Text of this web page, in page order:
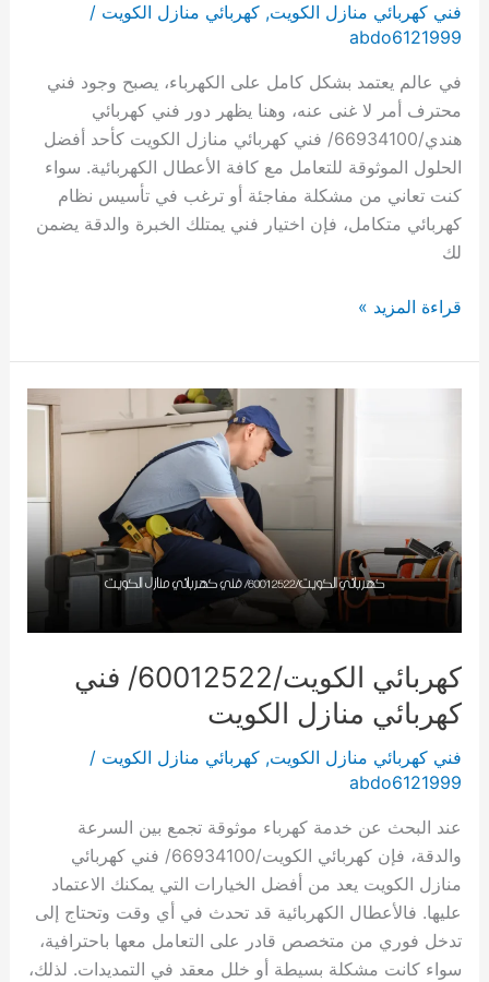
فني كهربائي منازل الكويت, كهربائي منازل الكويت /
abdo6121999
في عالم يعتمد بشكل كامل على الكهرباء، يصبح وجود فني
محترف أمر لا غنى عنه، وهنا يظهر دور فني كهربائي
هندي/66934100/ فني كهربائي منازل الكويت كأحد أفضل
الحلول الموثوقة للتعامل مع كافة الأعطال الكهربائية. سواء
كنت تعاني من مشكلة مفاجئة أو ترغب في تأسيس نظام
كهربائي متكامل، فإن اختيار فني يمتلك الخبرة والدقة يضمن
لك
فني
/60012522/
فني
قراءة المزيد »
كهربائي الكويت/60012522/ فني
كهربائي منازل الكويت
فني كهربائي منازل الكويت, كهربائي منازل الكويت /
abdo6121999
عند البحث عن خدمة كهرباء موثوقة تجمع بين السرعة
والدقة، فإن كهربائي الكويت/66934100/ فني كهربائي
منازل الكويت يعد من أفضل الخيارات التي يمكنك الاعتماد
عليها. فالأعطال الكهربائية قد تحدث في أي وقت وتحتاج إلى
تدخل فوري من متخصص قادر على التعامل معها باحترافية،
سواء كانت مشكلة بسيطة أو خلل معقد في التمديدات. لذلك،